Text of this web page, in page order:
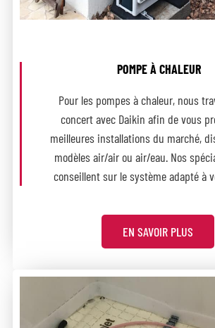
POMPE À CHALEUR
Pour les pompes à chaleur, nous
concert avec Daikin afin de vous
meilleures installations du marché,
modèles air/air ou air/eau. Nos
conseillent sur le système adapté à
EN SAVOIR PLUS